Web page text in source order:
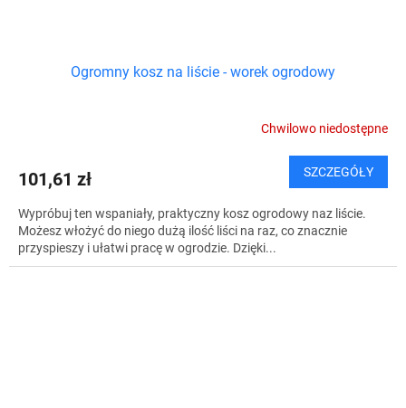
Ogromny kosz na liście - worek ogrodowy
Chwilowo niedostępne
101,61 zł SZCZEGÓŁY
Wypróbuj ten wspaniały, praktyczny kosz ogrodowy naz liście.
Możesz włożyć do niego dużą ilość liści na raz, co znacznie
przyspieszy i ułatwi pracę w ogrodzie. Dzięki...